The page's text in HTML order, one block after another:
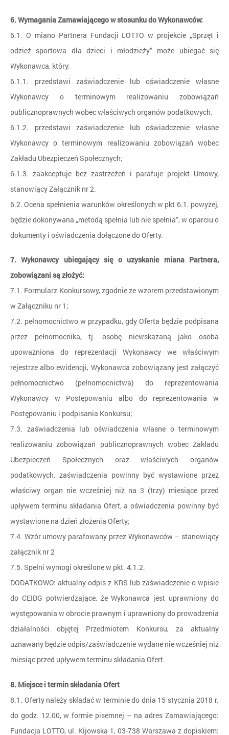
6. Wymagania Zamawiającego w stosunku do Wykonawców:
6.1. O miano Partnera Fundacji LOTTO w projekcie „Sprzęt i
odzież sportowa dla dzieci i młodzieży” może ubiegać się
Wykonawca, który:
6.1.1. przedstawi zaświadczenie lub oświadczenie własne
Wykonawcy o terminowym realizowaniu zobowiązań
publicznoprawnych wobec właściwych organów podatkowych,
6.1.2. przedstawi zaświadczenie lub oświadczenie własne
Wykonawcy o terminowym realizowaniu zobowiązań wobec
Zakładu Ubezpieczeń Społecznych;
6.1.3. zaakceptuje bez zastrzeżeń i parafuje projekt Umowy,
stanowiący Załącznik nr 2.
6.2. Ocena spełnienia warunków określonych w pkt 6.1. powyżej,
będzie dokonywana „metodą spełnia lub nie spełnia”, w oparciu o
dokumenty i oświadczenia dołączone do Oferty.
7. Wykonawcy ubiegający się o uzyskanie miana Partnera,
zobowiązani są złożyć:
7.1. Formularz Konkursowy, zgodnie ze wzorem przedstawionym
w Załączniku nr 1;
7.2. pełnomocnictwo w przypadku, gdy Oferta będzie podpisana
przez pełnomocnika, tj. osobę niewskazaną jako osoba
upoważniona do reprezentacji Wykonawcy we właściwym
rejestrze albo ewidencji, Wykonawca zobowiązany jest załączyć
pełnomocnictwo (pełnomocnictwa) do reprezentowania
Wykonawcy w Postępowaniu albo do reprezentowania w
Postępowaniu i podpisania Konkursu;
7.3. zaświadczenia lub oświadczenia własne o terminowym
realizowaniu zobowiązań publicznoprawnych wobec Zakładu
Ubezpieczeń Społecznych oraz właściwych organów
podatkowych, zaświadczenia powinny być wystawione przez
właściwy organ nie wcześniej niż na 3 (trzy) miesiące przed
upływem terminu składania Ofert, a oświadczenia powinny być
wystawione na dzień złożenia Oferty;
7.4. Wzór umowy parafowany przez Wykonawców – stanowiący
załącznik nr 2
7.5. Spełni wymogi określone w pkt. 4.1.2.
DODATKOWO: aktualny odpis z KRS lub zaświadczenie o wpisie
do CEIDG potwierdzające, że Wykonawca jest uprawniony do
występowania w obrocie prawnym i uprawniony do prowadzenia
działalności objętej Przedmiotem Konkursu, za aktualny
uznawany będzie odpis/zaświadczenie wydane nie wcześniej niż
miesiąc przed upływem terminu składania Ofert.
8. Miejsce i termin składania Ofert
8.1. Oferty należy składać w terminie do dnia 15 stycznia 2018 r.
do godz. 12.00, w formie pisemnej – na adres Zamawiającego:
Fundacja LOTTO, ul. Kijowska 1, 03-738 Warszawa z dopiskiem: